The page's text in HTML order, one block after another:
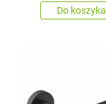
Do koszyka